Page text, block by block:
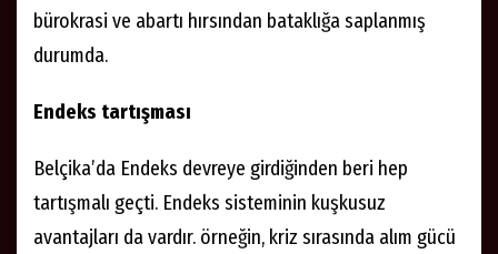
bürokrasi ve abartı hırsından bataklığa saplanmış
durumda.
Endeks tartışması
Belçika’da Endeks devreye girdiğinden beri hep
tartışmalı geçti. Endeks sisteminin kuşkusuz
avantajları da vardır. örneğin, kriz sırasında alım gücü